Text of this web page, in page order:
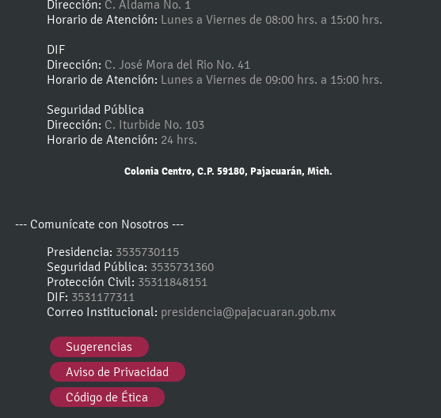
Dirección: C. Aldama No. 1
Horario de Atención: Lunes a Viernes de 08:00 hrs. a 15:00 hrs.
DIF
Dirección: C. José Mora del Rio No. 41
Horario de Atención: Lunes a Viernes de 09:00 hrs. a 15:00 hrs.
Seguridad Pública
Dirección: C. Iturbide No. 103
Horario de Atención: 24 hrs.
Colonia Centro, C.P. 59180, Pajacuarán, Mich.
--- Comunícate con Nosotros ---
Presidencia: 3535730115
Seguridad Pública: 3535731360
Protección Civil: 35311848151
DIF: 3531177311
Correo Institucional: presidencia@pajacuaran.gob.mx
Sugerencias
Aviso de Privacidad
Código de Ética